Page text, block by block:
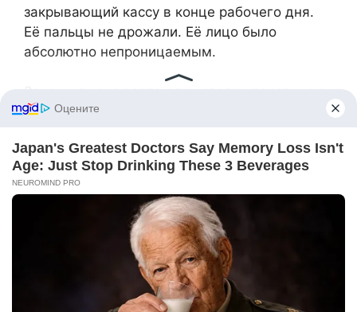
закрывающий кассу в конце рабочего дня.
Её пальцы не дрожали. Её лицо было
абсолютно непроницаемым.
пересчитывая, вернулась в гостиную. Муж и
на неё, а потом на пачку купюр в её руке.
Она подошла к журнальному столику,
стоявшему между диваном и креслом, и
положила деньги ровно посередине. Не
бросила, не швырнула, а именно положила.
Как улику. Как окончательный расчёт.
— Это твоё, — её голос был ровным и тихим,